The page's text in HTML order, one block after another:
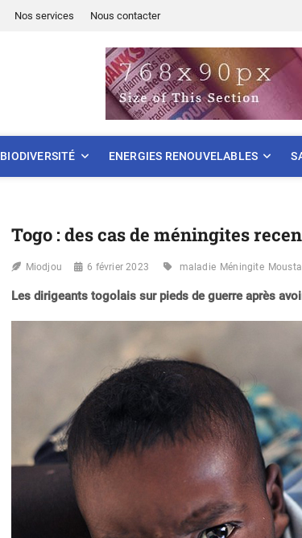
Nos services Nous contacter
BIODIVERSITÉ ENERGIES RENOUVELABLES
Togo : des cas de méningites
Miodjou 6 février 2023 maladie Méningite
Les dirigeants togolais sur pieds de guerre après